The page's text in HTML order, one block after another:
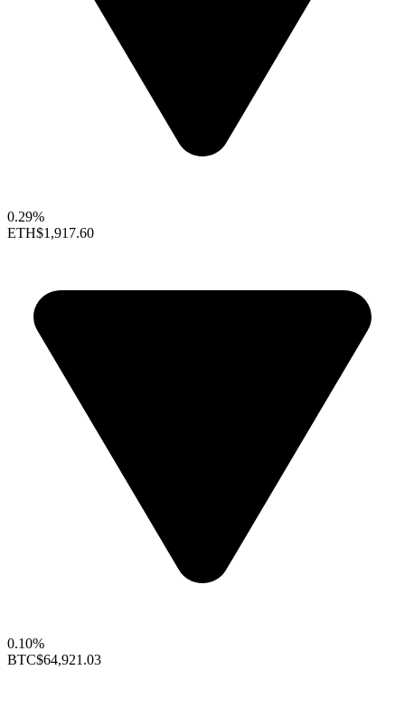
0.29%
ETH$1,917.60
0.10%
BTC$64,921.03